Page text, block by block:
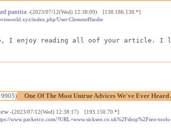
panitia -(2023/07/12(Wed) 12:38:09) [138.186.138.*]
index.php/User:ClementHardie
I enjoy reading all oof your article. I
One Of The Most Untrue Advices We've Ever Heard
-(2023/07/12(Wed) 12:38:17) [193.150.70.*]
www.packerco.com/?URL=www.sickseo.co.uk%2Fshop%2Fseo-